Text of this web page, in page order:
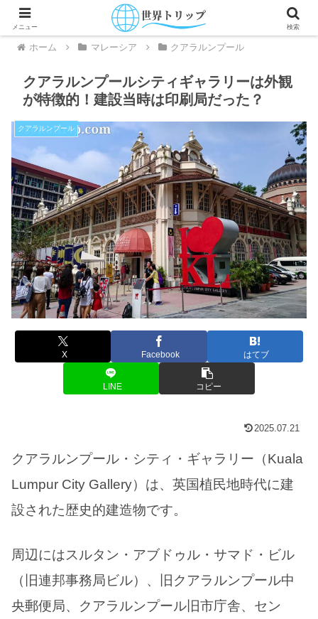
ホーム マレーシア クアラルンプール
クアラルンプールシティギャラリーは外観
が特徴的！建設当時は印刷局だった？
クアラルンプール
X Facebook はてブ
LINE コピー
2025.07.21
クアラルンプール・シティ・ギャラリー（Kuala
Lumpur City Gallery）は、英国植民地時代に建
設された歴史的建造物です。
周辺にはスルタン・アブドゥル・サマド・ビル
（旧連邦事務局ビル）、旧クアラルンプール中
央郵便局、クアラルンプール旧市庁舎、セン
メニュー 検索